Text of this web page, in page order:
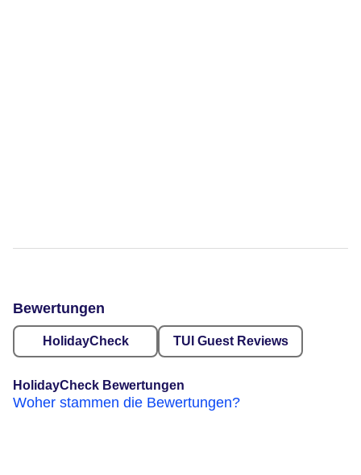
Bewertungen
HolidayCheck TUI Guest Reviews
HolidayCheck Bewertungen
Woher stammen die Bewertungen?